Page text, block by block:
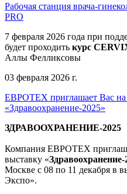
Рабочая станция врача-
PRO
7 февраля 2026 года при
будет проходить курс
Аллы Фелликсовы
03 февраля 2026 г.
ЕВРОТЕХ приглашает Вас
«Здравоохранение-2025»
ЗДРАВООХРАНЕНИЕ-
Компания ЕВРОТЕХ
выставку «Здравоохранение-
Москве с 08 по 11 декабря в
Экспо».